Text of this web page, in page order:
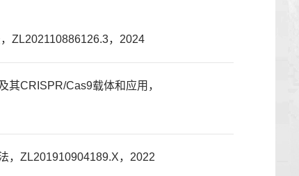
ZL202110886126.3，2024
其CRISPR/Cas9载体和应用，
，ZL201910904189.X，2022